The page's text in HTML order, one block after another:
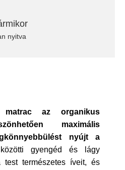
nyitva
az organikus
maximális
nyújt a
gyengéd és lágy
test természetes íveit, és